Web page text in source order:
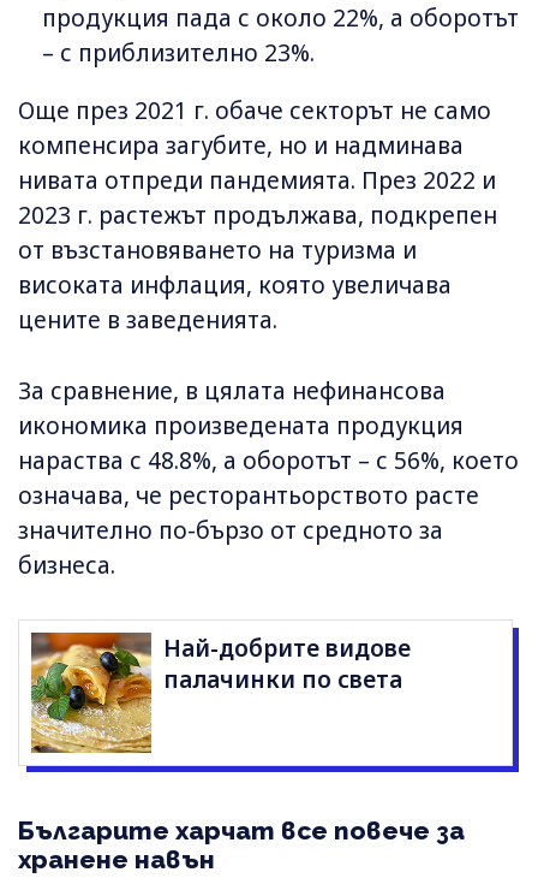
продукция пада с около 22%, а оборотът
– с приблизително 23%.
Още през 2021 г. обаче секторът не само
компенсира загубите, но и надминава
нивата отпреди пандемията. През 2022 и
2023 г. растежът продължава, подкрепен
от възстановяването на туризма и
високата инфлация, която увеличава
цените в заведенията.
За сравнение, в цялата нефинансова
икономика произведената продукция
нараства с 48.8%, а оборотът – с 56%, което
означава, че ресторантьорството расте
значително по-бързо от средното за
бизнеса.
Най-добрите видове
палачинки по света
Българите харчат все повече за
хранене навън